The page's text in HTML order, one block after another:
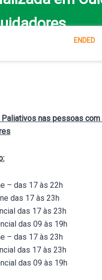
ENDED
nas pessoas com
– das 17 às 22h
das 17 às 23h
das 17 às 23h
das 09 às 19h
– das 17 às 23h
das 17 às 23h
das 09 às 19h